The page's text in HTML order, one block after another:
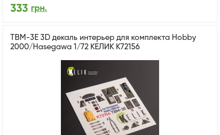
333 грн.
TBM-3E 3D декаль интерьер для комплекта Hobby
2000/Hasegawa 1/72 КЕЛИК K72156